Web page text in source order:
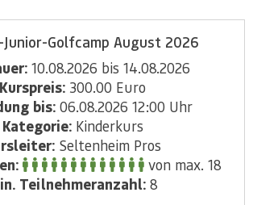
Junior-Golfcamp August 2026
10.08.2026 bis 14.08.2026
Kurspreis: 300.00 Euro
bis:06.08.2026 12:00 Uhr
Kategorie:Kinderkurs
Seltenheim Pros
von max. 18
Teilnehmeranzahl:8